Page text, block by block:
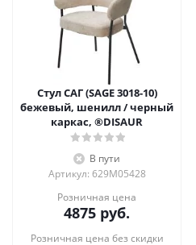
Стул САГ (SAGE 3018-10)
бежевый, шенилл / черный
каркас, ®DISAUR
В пути
Артикул: 629M05428
Розничная цена
4875 руб.
Розничная цена без скидки